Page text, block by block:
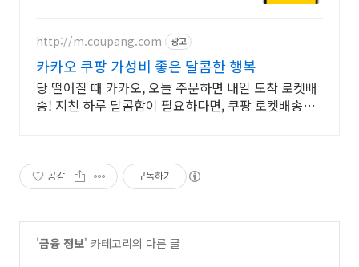
http://m.coupang.com 광고
카카오 쿠팡 가성비 좋은 달콤한 행복
당 떨어질 때 카카오, 오늘 주문하면 내일 도착 로켓배
송! 지친 하루 달콤함이 필요하다면, 쿠팡 로켓배송으
공감 구독하기
'금융 정보' 카테고리의 다른 글